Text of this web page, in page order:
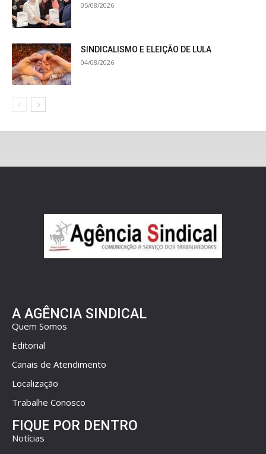
05/08/2026
SINDICALISMO E ELEIÇÃO DE LULA
04/08/2026
A AGÊNCIA SINDICAL
Quem Somos
Editorial
Canais de Atendimento
Localização
Trabalhe Conosco
FIQUE POR DENTRO
Notícias